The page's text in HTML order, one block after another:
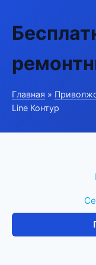
Главная »
Line Контур